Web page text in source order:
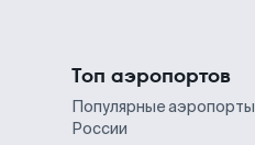
Топ аэропортов
Популярные аэропорты
России